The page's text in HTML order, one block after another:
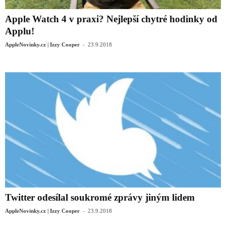
Apple Watch 4 v praxi? Nejlepší chytré hodinky od
Applu!
AppleNovinky.cz | Izzy Cooper - 23.9.2018
Twitter odesílal soukromé zprávy jiným lidem
AppleNovinky.cz | Izzy Cooper - 23.9.2018